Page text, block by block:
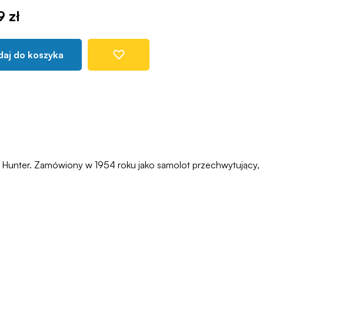
zł
do koszyka
Zamówiony w 1954 roku jako samolot przechwytujący,